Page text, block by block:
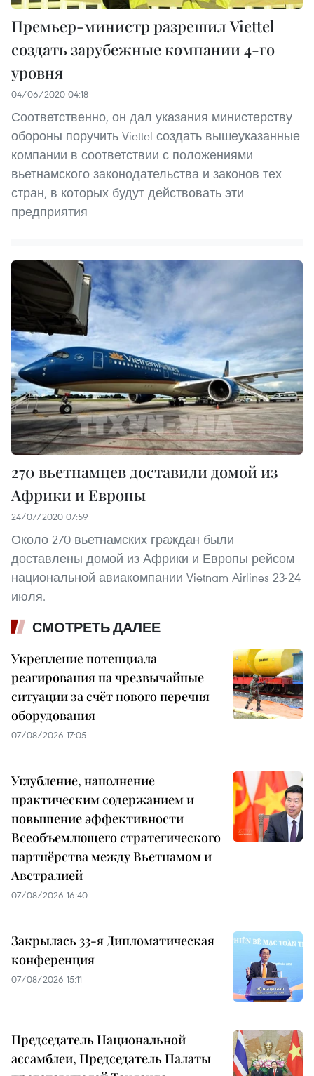
Премьер-министр разрешил Viettel
создать зарубежные компании 4-го
уровня
04/06/2020 04:18
Соответственно, он дал указания министерству
обороны поручить Viettel создать вышеуказанные
компании в соответствии с положениями
вьетнамского законодательства и законов тех
стран, в которых будут действовать эти
предприятия
270 вьетнамцев доставили домой из
Африки и Европы
24/07/2020 07:59
Около 270 вьетнамских граждан были
доставлены домой из Африки и Европы рейсом
национальной авиакомпании Vietnam Airlines 23-24
июля.
СМОТРЕТЬ ДАЛЕЕ
Укрепление потенциала
реагирования на чрезвычайные
ситуации за счёт нового перечня
оборудования
07/08/2026 17:05
Углубление, наполнение
практическим содержанием и
повышение эффективности
Всеобъемлющего стратегического
партнёрства между Вьетнамом и
Австралией
07/08/2026 16:40
Закрылась 33-я Дипломатическая
конференция
07/08/2026 15:11
Председатель Национальной
ассамблеи, Председатель Палаты